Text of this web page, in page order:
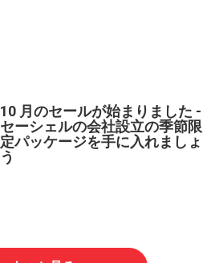
10 月のセールが始まりました -
セーシェルの会社設立の季節限
定パッケージを手に入れましょ
う